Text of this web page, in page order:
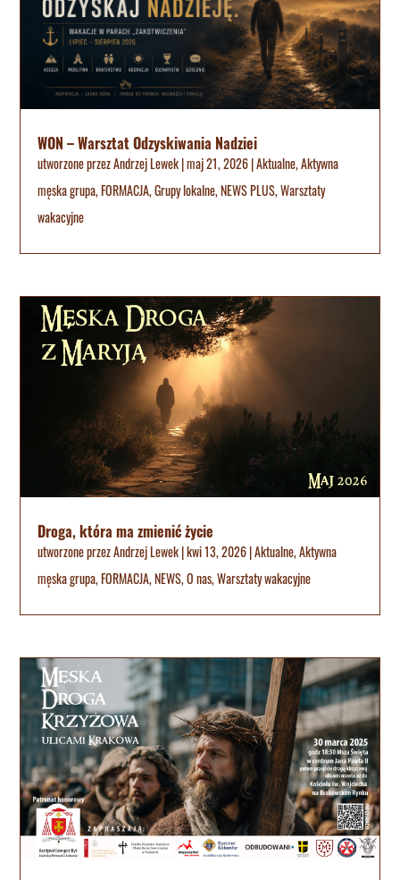
WON – Warsztat Odzyskiwania Nadziei
utworzone przezAndrzej Lewek|maj 21, 2026|Aktualne,Aktywna
męska grupa,FORMACJA,Grupy lokalne,NEWS PLUS,Warsztaty
wakacyjne
Droga, która ma zmienić życie
utworzone przezAndrzej Lewek|kwi 13, 2026|Aktualne,Aktywna
męska grupa,FORMACJA,NEWS,O nas,Warsztaty wakacyjne